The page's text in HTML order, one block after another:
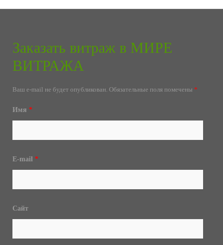
Заказать витраж в МИРЕ
ВИТРАЖА
Ваш e-mail не будет опубликован. Обязательные поля помечены *
Имя *
E-mail *
Сайт